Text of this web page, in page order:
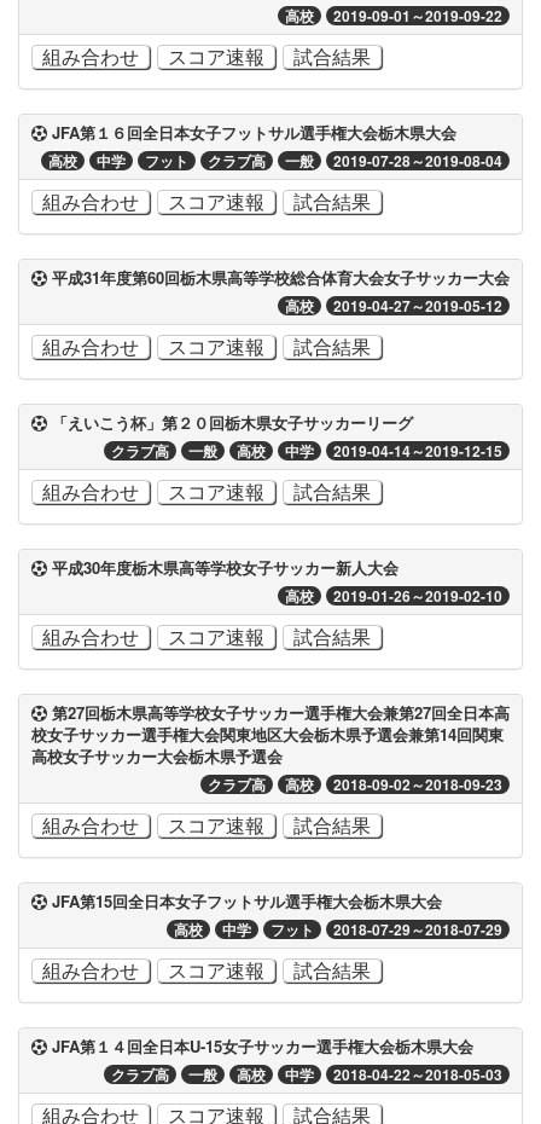
高校 2019-09-01～2019-09-22
組み合わせ スコア速報 試合結果
JFA第１６回全日本女子フットサル選手権大会栃木県大会
高校 中学 フット クラブ高 一般 2019-07-28～2019-08-04
組み合わせ スコア速報 試合結果
平成31年度第60回栃木県高等学校総合体育大会女子サッカー大会
高校 2019-04-27～2019-05-12
組み合わせ スコア速報 試合結果
「えいこう杯」第２０回栃木県女子サッカーリーグ
クラブ高 一般 高校 中学 2019-04-14～2019-12-15
組み合わせ スコア速報 試合結果
平成30年度栃木県高等学校女子サッカー新人大会
高校 2019-01-26～2019-02-10
組み合わせ スコア速報 試合結果
第27回栃木県高等学校女子サッカー選手権大会兼第27回全日本高
校女子サッカー選手権大会関東地区大会栃木県予選会兼第14回関東
高校女子サッカー大会栃木県予選会
クラブ高 高校 2018-09-02～2018-09-23
組み合わせ スコア速報 試合結果
JFA第15回全日本女子フットサル選手権大会栃木県大会
高校 中学 フット 2018-07-29～2018-07-29
組み合わせ スコア速報 試合結果
JFA第１４回全日本U-15女子サッカー選手権大会栃木県大会
クラブ高 一般 高校 中学 2018-04-22～2018-05-03
組み合わせ スコア速報 試合結果